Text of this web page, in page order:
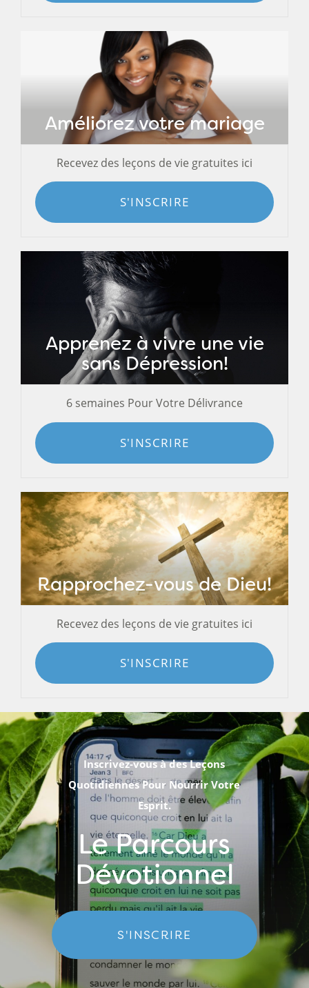
Améliorez votre mariage
Recevez des leçons de vie gratuites ici
S'INSCRIRE
Apprenez à vivre une vie
sans Dépression!
6 semaines Pour Votre Délivrance
S'INSCRIRE
Rapprochez-vous de Dieu!
Recevez des leçons de vie gratuites ici
S'INSCRIRE
Inscrivez-vous à des Leçons
Quotidiennes Pour Nourrir Votre
Esprit.
Le Parcours
Dévotionnel
S'INSCRIRE